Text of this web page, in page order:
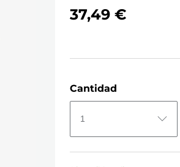
37,49 €
Cantidad
1